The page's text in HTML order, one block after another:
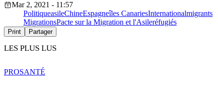
Mar 2, 2021 - 11:57
PolitiqueasileChineEspagneîles CanariesInternationalmigrants
MigrationsPacte sur la Migration et l'Asileréfugiés
Print Partager
LES PLUS LUS
PROSANTÉ